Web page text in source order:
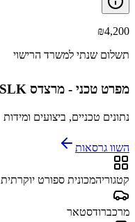
₪4,200
תשלום שנתי למשרד הרישוי
מפרט טכני - מרצדס SLK קבריו
נתונים טכניים, ביצועים ומידות
השוו גרסאות
קטגוריהמכונית ספורט יוקרתית
מרכברודסטאר